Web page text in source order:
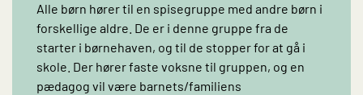
Alle børn hører til en spisegruppe med andre børn i
forskellige aldre. De er i denne gruppe fra de
starter i børnehaven, og til de stopper for at gå i
skole. Der hører faste voksne til gruppen, og en
pædagog vil være barnets/familiens